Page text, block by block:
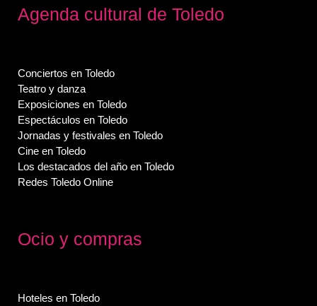
Agenda cultural de Toledo
Conciertos en Toledo
Teatro y danza
Exposiciones en Toledo
Espectáculos en Toledo
Jornadas y festivales en Toledo
Cine en Toledo
Los destacados del año en Toledo
Redes Toledo Online
Ocio y compras
Hoteles en Toledo